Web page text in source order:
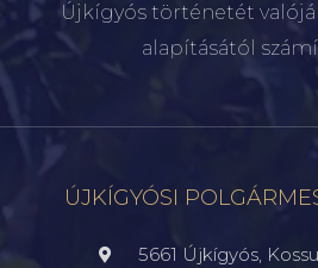
Újkígyós történetét
alapításától
ÚJKÍGYÓSI
5661 Újkígyós,